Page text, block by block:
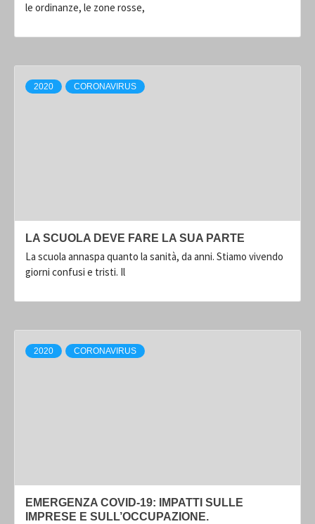
le ordinanze, le zone rosse,
2020 CORONAVIRUS
LA SCUOLA DEVE FARE LA SUA PARTE
La scuola annaspa quanto la sanità, da anni. Stiamo vivendo
giorni confusi e tristi. Il
2020 CORONAVIRUS
EMERGENZA COVID-19: IMPATTI SULLE
IMPRESE E SULL’OCCUPAZIONE.